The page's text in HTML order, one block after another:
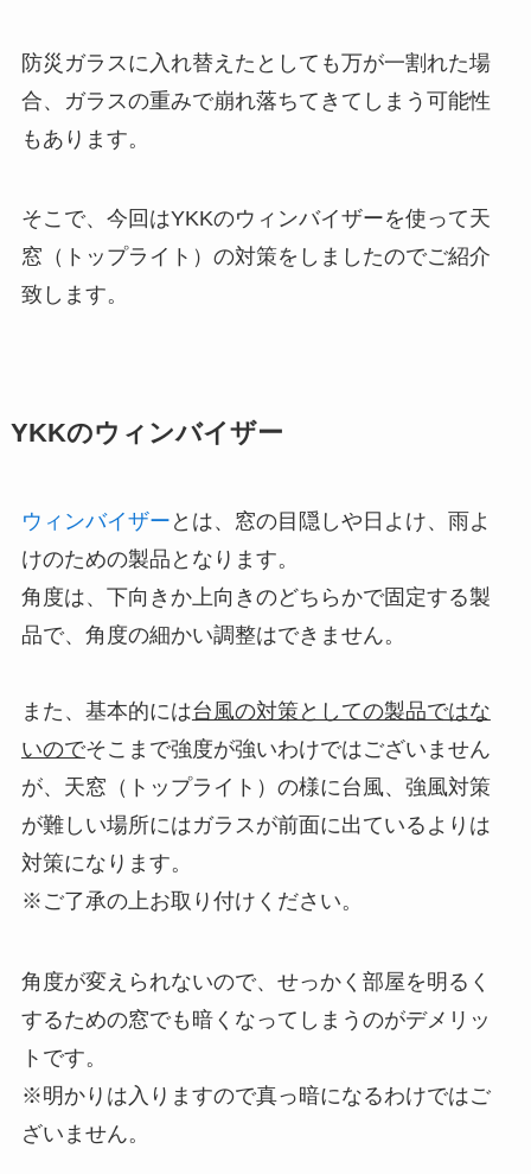
防災ガラスに入れ替えたとしても万が一割れた場
合、ガラスの重みで崩れ落ちてきてしまう可能性
もあります。
そこで、今回はYKKのウィンバイザーを使って天
窓（トップライト）の対策をしましたのでご紹介
致します。
YKKのウィンバイザー
ウィンバイザー とは、窓の目隠しや日よけ、雨よ
けのための製品となります。
角度は、下向きか上向きのどちらかで固定する製
品で、角度の細かい調整はできません。
また、基本的には台風の対策としての製品ではな
いのでそこまで強度が強いわけではございません
が、天窓（トップライト）の様に台風、強風対策
が難しい場所にはガラスが前面に出ているよりは
対策になります。
※ご了承の上お取り付けください。
角度が変えられないので、せっかく部屋を明るく
するための窓でも暗くなってしまうのがデメリッ
トです。
※明かりは入りますので真っ暗になるわけではご
ざいません。